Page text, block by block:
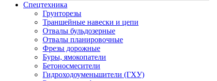
Спецтехника
Грунторезы
Траншейные навески и цепи
Отвалы бульдозерные
Отвалы планировочные
Фрезы дорожные
Буры, ямокопатели
Бетоносмесители
Гидроходоуменьшители (ГХУ)